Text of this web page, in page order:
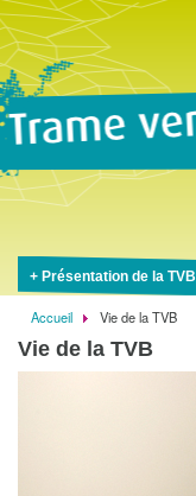
Présentation de la TVB
Fil
d'Ariane
Accueil Vie de la TVB
Vie de la TVB